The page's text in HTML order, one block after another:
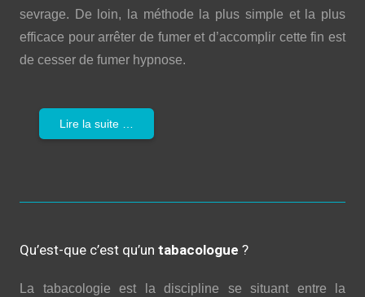
sevrage. De loin, la méthode la plus simple et la plus
efficace pour arrêter de fumer et d’accomplir cette fin est
de cesser de fumer hypnose.
Lire la suite …
Qu’est-que c’est qu’un tabacologue ?
La tabacologie est la discipline se situant entre la